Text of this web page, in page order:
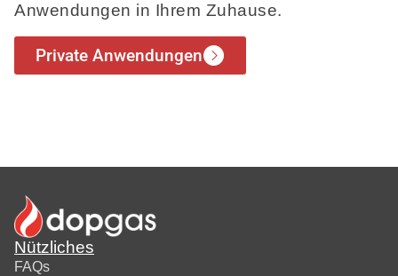
Anwendungen in Ihrem Zuhause.
Private Anwendungen
Nützliches
FAQs